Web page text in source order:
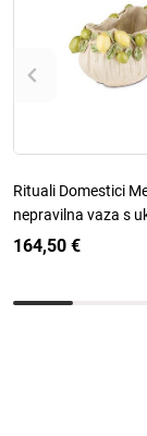
Rituali Domestici
nepravilna vaza s
164,50 €